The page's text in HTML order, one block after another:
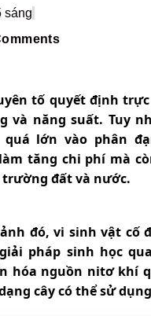
sáng
tố quyết định
và năng suất. Tuy
quá lớn vào phân
tăng chi phí mà
đất và nước.
đó, vi sinh vật cố
pháp sinh học
hóa nguồn nitơ khí
cây có thể sử